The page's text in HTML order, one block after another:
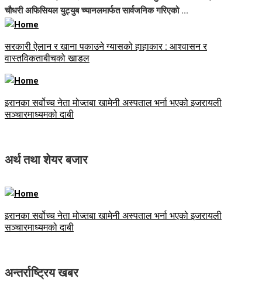
चौधरी अफिसियल युट्युब च्यानलमार्फत सार्वजनिक गरिएको ...
सरकारी ऐलान र खाना पकाउने ग्यासको हाहाकार : आश्वासन र
वास्तविकताबीचको खाडल
इरानका सर्वोच्च नेता मोज्तबा खामेनी अस्पताल भर्ना भएको इजरायली
सञ्चारमाध्यमको दाबी
अर्थ तथा शेयर बजार
इरानका सर्वोच्च नेता मोज्तबा खामेनी अस्पताल भर्ना भएको इजरायली
सञ्चारमाध्यमको दाबी
अन्तर्राष्ट्रिय खबर